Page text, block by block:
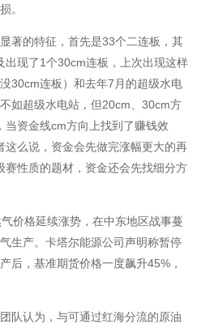
。
的特征，首先是33个二连板，其
现了1个30cm连板，上次出现这样
30cm连板）和去年7月的超级水电
如超级水电站，但20cm、30cm方
资金线cm方向上找到了赚钱效
么说，资金会先做完涨幅更大的再
赛性质的题材，资金还会先找细分方
格延续涨势，在中东地区战事蔓
生产。卡塔尔能源公司声明称暂停
后，基准期货价格一度飙升45%，
认为，与可通过红海分流的原油